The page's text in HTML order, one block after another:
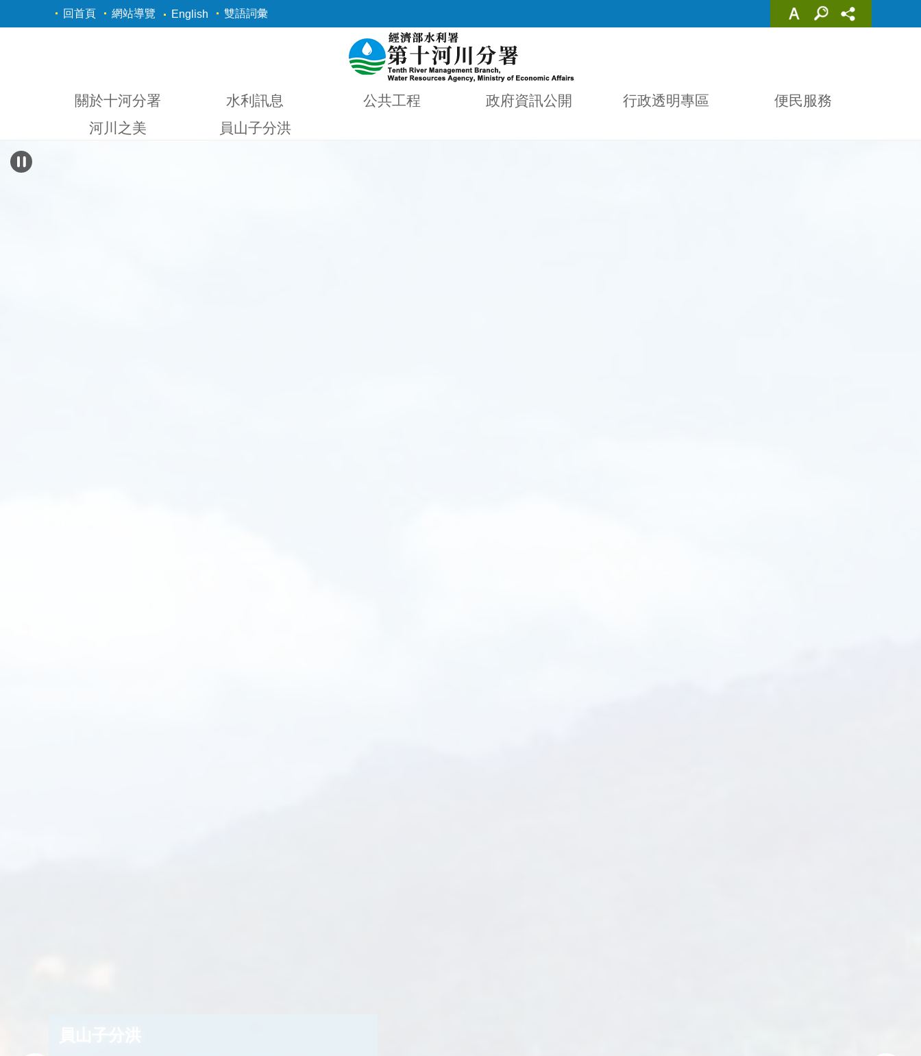
跳到主要內容區塊
回首頁 網站導覽 English 雙語詞彙
關於十河分署 水利訊息 公共工程 政府資訊公開 行政透明專區
便民服務
河川之美
員山子分洪